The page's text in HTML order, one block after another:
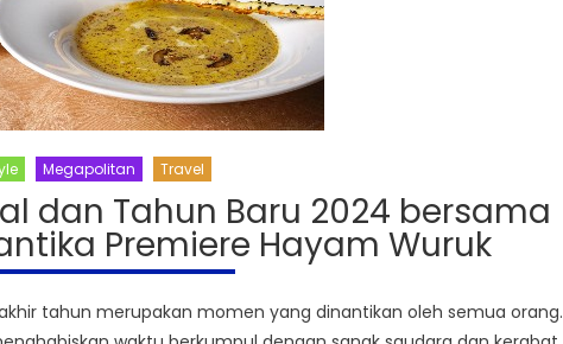
Megapolitan Travel
dan Tahun Baru 2024 bersama
Premiere Hayam Wuruk
akhir tahun merupakan momen yang dinantikan oleh semua orang.